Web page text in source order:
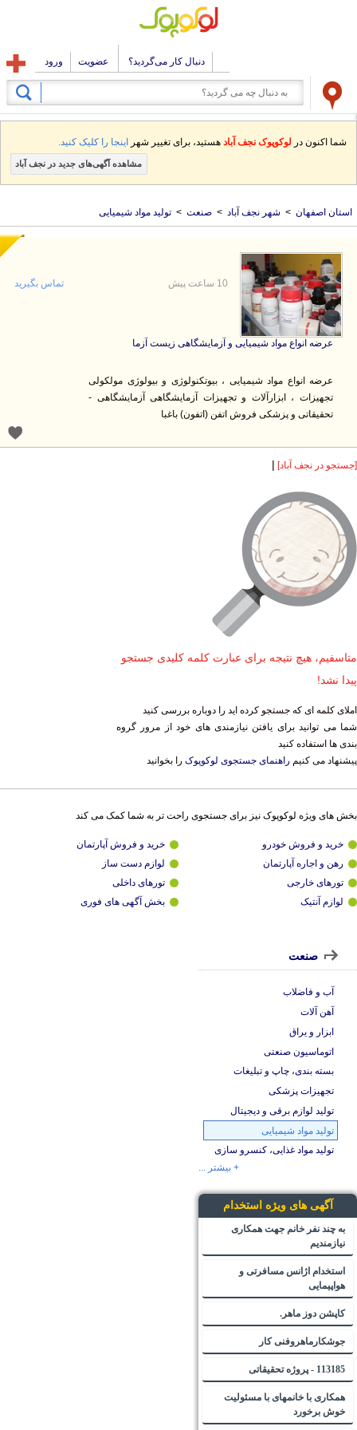
دنبال کار می‌گردید؟ عضویت ورود
شما اکنون در لوکوپوک نجف آبادهستید، برای تغییر شهر اینجا را کلیک کنید.
مشاهده آگهی‌های جدید در نجف آباد
استان اصفهان > شهر نجف آباد > صنعت > تولید مواد شیمیایی
عرضه انواع مواد شیمیایی و آزمایشگاهی زیست آزما
عرضه انواع مواد شیمیایی ، بیوتکنولوژی و بیولوژی مولکولی
تجهیزات ، ابزارآلات و تجهیزات آزمایشگاهی آزمایشگاهی -
تحقیقاتی و پزشکی فروش اتفن (اتفون) باغبا
10 ساعت پیش تماس بگیرید
در نجف آباد] |
هیچ نتیجه برای عبارت کلمه کلیدی جستجو
نشد!
کلمه ای که جستجو کرده اید را دوباره بررسی کنید
می توانید برای یافتن نیازمندی های خود از مرور گروه
ها استفاده کنید
می کنیمراهنمای جستجوی لوکوپوکرا بخوانید
های ویژه لوکوپوک نیز برای جستجوی راحت تر به شما کمک می کند
خرید و فروش خودرو
خرید و فروش آپارتمان
رهن و اجاره آپارتمان
لوازم دست ساز
تورهای خارجی
تورهای داخلی
لوازم آنتیک
بخش آگهی های فوری
صنعت
آب و فاضلاب
آهن آلات
ابزار و یراق
اتوماسیون صنعتی
بسته بندی، چاپ و تبلیغات
تجهیزات پزشکی
تولید لوازم برقی و دیجیتال
تولید مواد شیمیایی
تولید مواد غذایی، کنسرو سازی
+ بیشتر ...
آگهی های ویژه استخدام
به چند نفر خانم جهت همکاری
نیازمندیم
استخدام اژانس مسافرتی و
هواپیمایی
کاپشن دوز ماهر.
جوشکارماهروفنی کار
113185 - پروژه تحقیقاتی
همکاری با خانمهای با مسئولیت
خوش برخورد